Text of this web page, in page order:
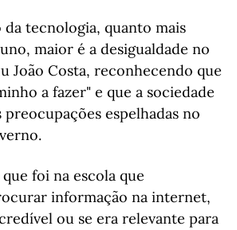
da tecnologia, quanto mais
maior é a desigualdade no
João Costa, reconhecendo que
a fazer" e que a sociedade
espelhadas no
foi na escola que
informação na internet,
ou se era relevante para